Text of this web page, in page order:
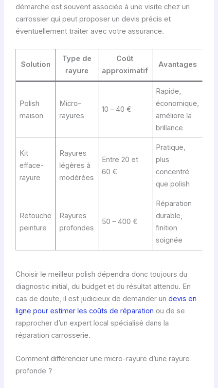
démarche est souvent associée à une visite chez un
carrossier qui peut proposer un devis précis et
éventuellement traiter avec votre assurance.
Solution
Type de
rayure
Coût
approximatif
Avantages
Polish
maison
Micro-
rayures
10 – 40 €
Rapide,
économique,
améliore la
brillance
Kit
efface-
rayure
Rayures
légères à
modérées
Entre 20 et
60 €
Pratique,
plus
concentré
que polish
Retouche
peinture
Rayures
profondes
50 – 400 €
Réparation
durable,
finition
soignée
Choisir le meilleur polish dépendra donc toujours du
diagnostic initial, du budget et du résultat attendu. En
cas de doute, il est judicieux de demander un devis en
ligne pour estimer les coûts de réparation ou de se
rapprocher d’un expert local spécialisé dans la
réparation carrosserie.
Comment différencier une micro-rayure d’une rayure
profonde ?